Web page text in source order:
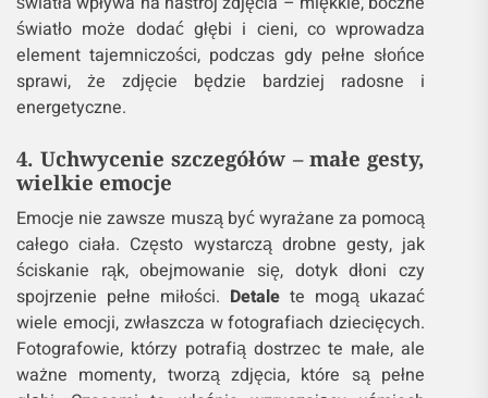
3. Wykorzystanie światła – jak wydobyć
emocje z otoczenia
Światło odgrywa kluczową rolę w każdej fotografii,
zwłaszcza gdy chodzi o uchwycenie emocji. W
fotografii dziecięcej najlepiej sprawdza się
naturalne światło, które wprowadza delikatność i
autentyczność do zdjęć. Zdjęcia wykonane przy
oknie, o poranku lub tuż przed zachodem słońca,
będą pełne ciepła i intymności. Również kierunek
światła wpływa na nastrój zdjęcia – miękkie, boczne
światło może dodać głębi i cieni, co wprowadza
element tajemniczości, podczas gdy pełne słońce
sprawi, że zdjęcie będzie bardziej radosne i
energetyczne.